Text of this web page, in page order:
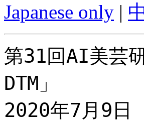
Japanese only |
第31回AI美芸
DTM」
2020年7月9日